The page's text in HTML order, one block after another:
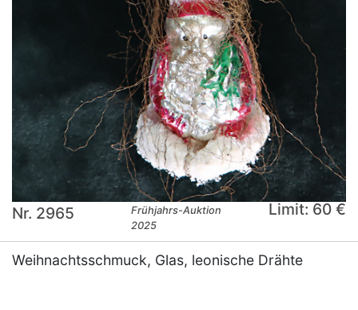
Nr. 2965
Frühjahrs-Auktion
2025
Limit: 60 €
Weihnachtsschmuck, Glas, leonische Drähte